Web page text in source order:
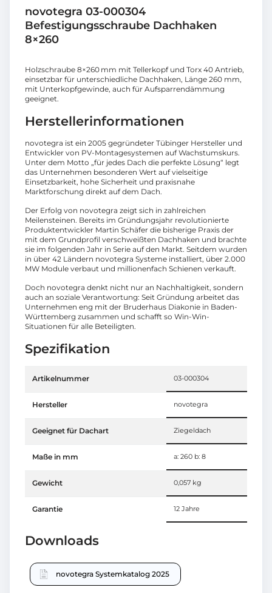
novotegra 03-000304
Befestigungsschraube Dachhaken
8×260
Holzschraube 8×260 mm mit Tellerkopf und Torx 40 Antrieb,
einsetzbar für unterschiedliche Dachhaken, Länge 260 mm,
mit Unterkopfgewinde, auch für Aufsparrendämmung
geeignet.
Herstellerinformationen
novotegra ist ein 2005 gegründeter Tübinger Hersteller und
Entwickler von PV-Montagesystemen auf Wachstumskurs.
Unter dem Motto „für jedes Dach die perfekte Lösung“ legt
das Unternehmen besonderen Wert auf vielseitige
Einsetzbarkeit, hohe Sicherheit und praxisnahe
Marktforschung direkt auf dem Dach.
Der Erfolg von novotegra zeigt sich in zahlreichen
Meilensteinen. Bereits im Gründungsjahr revolutionierte
Produktentwickler Martin Schäfer die bisherige Praxis der
mit dem Grundprofil verschweißten Dachhaken und brachte
sie im folgenden Jahr in Serie auf den Markt. Seitdem wurden
in über 42 Ländern novotegra Systeme installiert, über 2.000
MW Module verbaut und millionenfach Schienen verkauft.
Doch novotegra denkt nicht nur an Nachhaltigkeit, sondern
auch an soziale Verantwortung: Seit Gründung arbeitet das
Unternehmen eng mit der Bruderhaus Diakonie in Baden-
Württemberg zusammen und schafft so Win-Win-
Situationen für alle Beteiligten.
Spezifikation
Artikelnummer 03-000304
Hersteller novotegra
Geeignet für Dachart Ziegeldach
Maße in mm a: 260 b: 8
Gewicht 0,057 kg
Garantie 12 Jahre
Downloads
novotegra Systemkatalog 2025